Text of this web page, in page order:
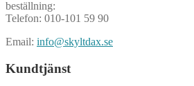
beställning:
Telefon: 010-101 59 90
Email: info@skyltdax.se
Kundtjänst